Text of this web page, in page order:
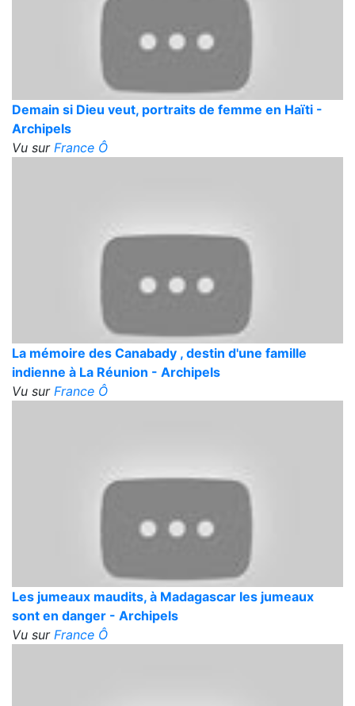
Demain si Dieu veut, portraits de femme en Haïti -
Archipels
Vu sur France Ô
La mémoire des Canabady , destin d'une famille
indienne à La Réunion - Archipels
Vu sur France Ô
Les jumeaux maudits, à Madagascar les jumeaux
sont en danger - Archipels
Vu sur France Ô